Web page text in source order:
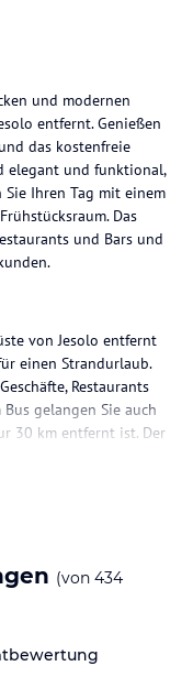
und modernen
entfernt. Genießen
das kostenfreie
elegant und funktional,
Ihren Tag mit einem
Das
und Bars und
von Jesolo entfernt
einen Strandurlaub.
Restaurants
gelangen Sie auch
30 km entfernt ist. Der
Aufenthalt
ein eigenes Bad mit
(von 434